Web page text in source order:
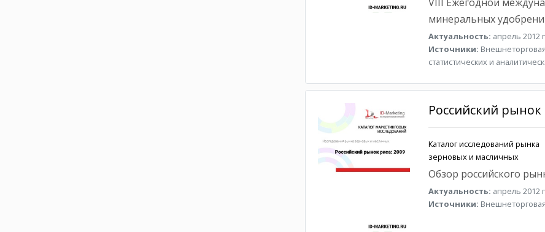
минеральных
Актуальность: апрель 2012
Источники:
статистических и
Российский рынок
Каталог исследований рынка
зерновых и масличных
Обзор российского
Актуальность: апрель 2012
Источники: